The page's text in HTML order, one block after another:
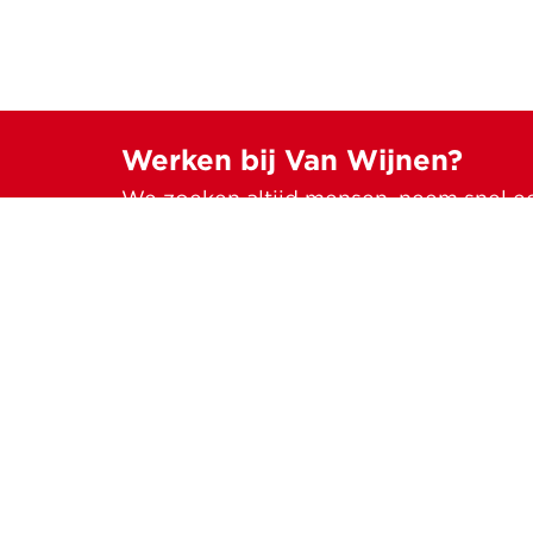
Werken bij Van Wijnen?
We zoeken altijd mensen, neem snel